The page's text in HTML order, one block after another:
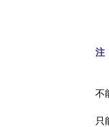
注
不
只